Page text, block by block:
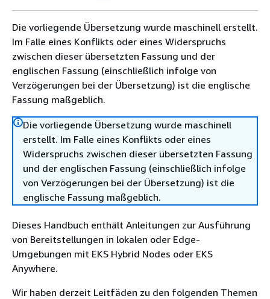
Die vorliegende Übersetzung wurde maschinell erstellt.
Im Falle eines Konflikts oder eines Widerspruchs
zwischen dieser übersetzten Fassung und der
englischen Fassung (einschließlich infolge von
Verzögerungen bei der Übersetzung) ist die englische
Fassung maßgeblich.
Die vorliegende Übersetzung wurde maschinell
erstellt. Im Falle eines Konflikts oder eines
Widerspruchs zwischen dieser übersetzten Fassung
und der englischen Fassung (einschließlich infolge
von Verzögerungen bei der Übersetzung) ist die
englische Fassung maßgeblich.
Dieses Handbuch enthält Anleitungen zur Ausführung
von Bereitstellungen in lokalen oder Edge-
Umgebungen mit EKS Hybrid Nodes oder EKS
Anywhere.
Wir haben derzeit Leitfäden zu den folgenden Themen